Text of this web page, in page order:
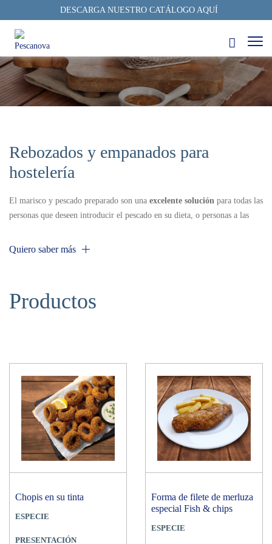
DESCARGA NUESTRO CATÁLOGO AQUÍ
Rebozados y empanados para
hostelería
El marisco y pescado preparado son una excelente solución para todas las
personas que deseen introducir el pescado en su dieta, o personas a las
acompañan de sensaciones más intensas, tales como mordidas crujientes y
comer pescado, y eso tus clientes lo saben. En total, debemos consumir
este alimento entre 3 o 4 veces a la semana. Los productos del mar son
considerados alimentos clave en una alimentación variada y saludable. De
ahí la importancia de equilibrar la oferta de proteínas en las cartas y
menús, incluyendo una amplia variedad de pescados y mariscos. Son bien
conocidos los beneficios del pescado. Desde su alto contenido enomega
3 EPA y DHA, (que ayudan a mantener la salud del corazón), hasta el
como la B12, (imprescindible para el funcionamiento normal del sistema
inmunitario) Oferta de pescado preparado Pescanova Pescanova ofrece las
siguientes soluciones de pescado preparado:
pescado empanado y rebozado
Quiero sabermás
Productos
Chopis en su tinta
ESPECIE
PRESENTACIÓN
Forma de filete de merluza
especial Fish & chips
ESPECIE